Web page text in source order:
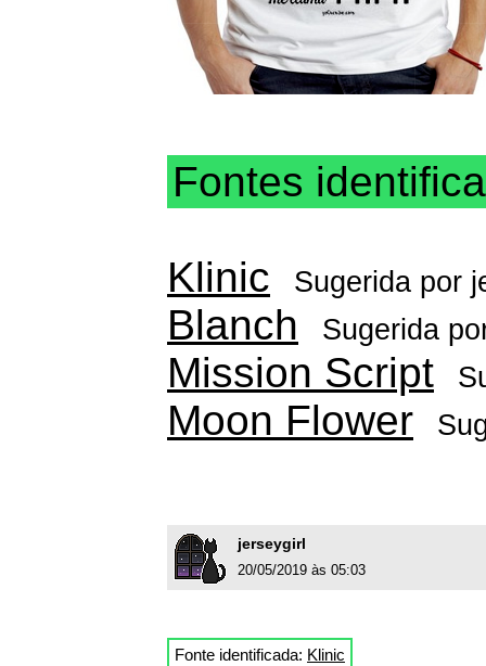
Fontes
Klinic Sugerida por
Blanch Sugerida
Mission Script
Moon Flower
jerseygirl
20/05/2019 às 05:03
Fonte identificada: Klinic